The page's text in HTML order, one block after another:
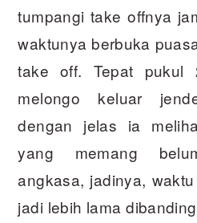
tumpangi take offnya
waktunya berbuka
take off. Tepat pukul
melongo keluar
dengan jelas ia
yang memang
angkasa, jadinya,
jadi lebih lama